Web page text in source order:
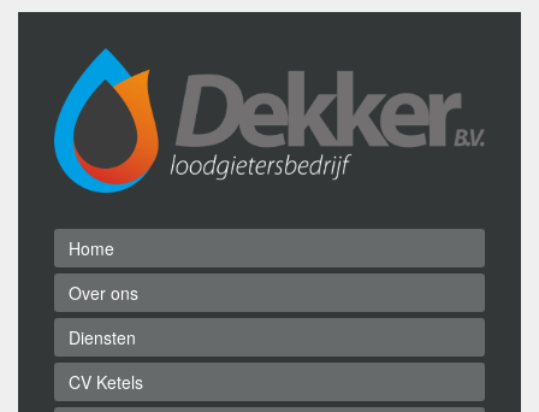
Home
Over ons
Diensten
CV Ketels